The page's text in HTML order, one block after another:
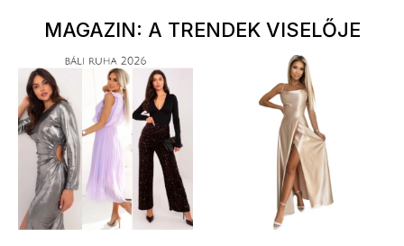
MAGAZIN: A TRENDEK VISELŐJE